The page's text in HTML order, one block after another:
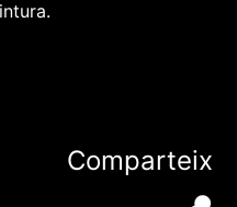
Comparteix